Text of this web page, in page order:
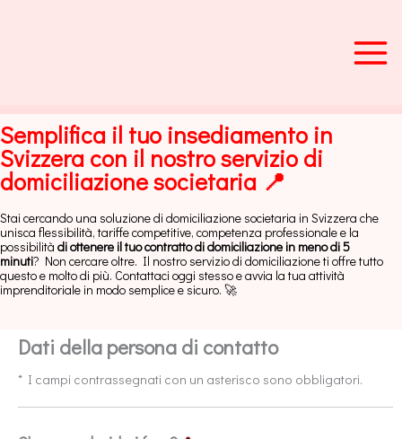
Semplifica il tuo insediamento in
Svizzera con il nostro servizio di
domiciliazione societaria 📍
Stai cercando una soluzione di domiciliazione societaria in Svizzera che
unisca flessibilità, tariffe competitive, competenza professionale e la
possibilità di ottenere il tuo contratto di domiciliazione in meno di 5
minuti? Non cercare oltre. Il nostro servizio di domiciliazione ti offre tutto
questo e molto di più. Contattaci oggi stesso e avvia la tua attività
imprenditoriale in modo semplice e sicuro. 🚀
Dati della persona di contatto
* I campi contrassegnati con un asterisco sono obbligatori.